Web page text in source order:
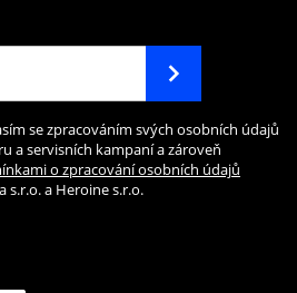
se zpracováním svých osobních údajů
a servisních kampaní a zároveň
o zpracování osobních údajů
s.r.o. a Heroine s.r.o.